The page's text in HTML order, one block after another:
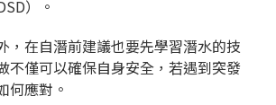
）。
，在自潛前建議也要先學習潛水的技
不僅可以確保自身安全，若遇到突發
何應對。